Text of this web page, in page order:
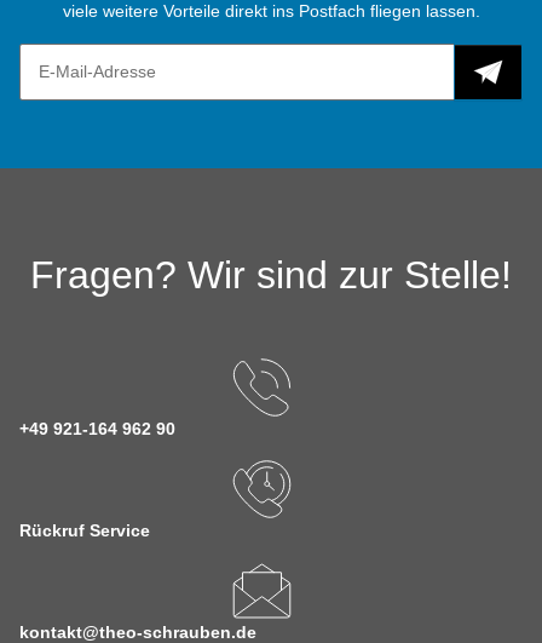
viele weitere Vorteile direkt ins Postfach fliegen lassen.
Fragen? Wir sind zur Stelle!
+49 921-164 962 90
Rückruf Service
kontakt@theo-schrauben.de